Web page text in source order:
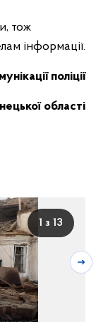
тож
інформації.
поліції
області
1 з 13